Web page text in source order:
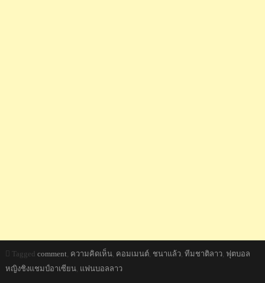
Tagged comment ความคิดเห็น, คอมเมนต์, ชนาแล้ว, ทีมชาติลาว, ฟุตบอล
หญิงชิงแชมป์อาเซียน, แฟนบอลลาว